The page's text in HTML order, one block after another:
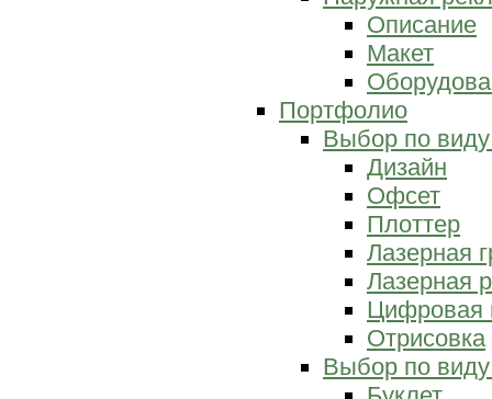
Описание
Макет
Портфолио
Выбор по
Дизайн
Офсет
Плоттер
Лазерная
Лазерная
Цифровая
Отрисовка
Выбор по